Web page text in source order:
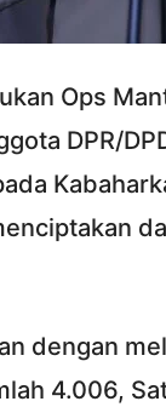
Ops
DPR/
dengan
4.006,